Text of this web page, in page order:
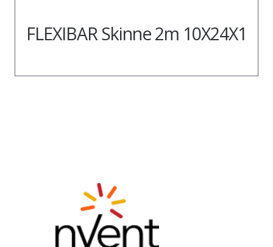
FLEXIBAR Skinne 2m 10X24X1